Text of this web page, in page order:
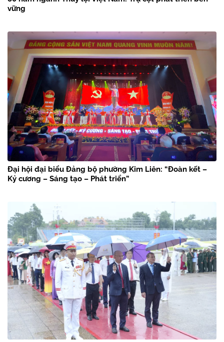
vững
Đại hội đại biểu Đảng bộ phường Kim Liên: “Đoàn kết –
Kỷ cương – Sáng tạo – Phát triển”